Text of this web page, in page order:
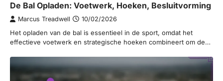
De Bal Opladen: Voetwerk, Hoeken, Besluitvorming
Marcus Treadwell 10/02/2026
Het opladen van de bal is essentieel in de sport, omdat het
effectieve voetwerk en strategische hoeken combineert om de…